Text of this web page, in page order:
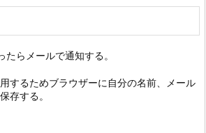
たらメールで通知する。
するためブラウザーに自分の名前、メール
存する。